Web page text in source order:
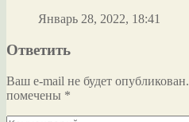
Январь 28, 2022, 18:41
Ответить
Ваш e-mail не будет опубликован.
помечены *